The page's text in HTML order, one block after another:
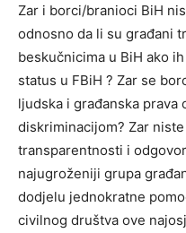
Zar i borci/branioci BiH
odnosno da li su građani
beskučnicima u BiH ako
status u FBiH ? Zar se
ljudska i građanska prava
diskriminacijom? Zar
transparentnosti i
najugroženiji grupa
dodjelu jednokratne
civilnog društva ove